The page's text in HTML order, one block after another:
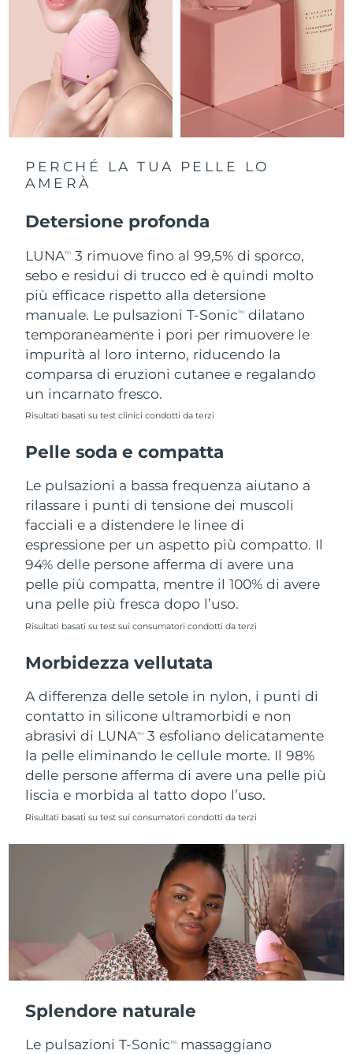
PERCHÉ LA TUA PELLE LO
AMERÀ
Detersione profonda
LUNATM
3 rimuove fino al 99,5% di sporco,
sebo e residui di trucco ed è quindi molto
più efficace rispetto alla detersione
manuale. Le pulsazioni T-SonicTM
dilatano
temporaneamente i pori per rimuovere le
impurità al loro interno, riducendo la
comparsa di eruzioni cutanee e regalando
un incarnato fresco.
Risultati basati su test clinici condotti da terzi
Pelle soda e compatta
Le pulsazioni a bassa frequenza aiutano a
rilassare i punti di tensione dei muscoli
facciali e a distendere le linee di
espressione per un aspetto più compatto. Il
94% delle persone afferma di avere una
pelle più compatta, mentre il 100% di avere
una pelle più fresca dopo l’uso.
Risultati basati su test sui consumatori condotti da terzi
Morbidezza vellutata
A differenza delle setole in nylon, i punti di
contatto in silicone ultramorbidi e non
abrasivi di LUNATM
3 esfoliano delicatamente
la pelle eliminando le cellule morte. Il 98%
delle persone afferma di avere una pelle più
liscia e morbida al tatto dopo l’uso.
Risultati basati su test sui consumatori condotti da terzi
Splendore naturale
Le pulsazioni T-SonicTM
massaggiano
Slovacchia 08/08/2026
Slovenia 08/08/2026
Sudafrica Consegna stimata 16/08/2026
Spagna
Svezia Consegna stimata
Svizzera Consegna stimata08/08/2026
Taiwan Consegna stimata
Thailandia Consegna stimata 12/08/2026
Turchia 09/08/2026
Emirati Arabi Uniti
Regno Unito
Stati Uniti Consegna stimata
Uzbekistan
Vietnam Consegna stimata 14/08/2026